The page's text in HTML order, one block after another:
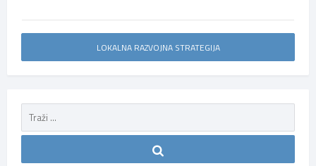
LOKALNA RAZVOJNA STRATEGIJA